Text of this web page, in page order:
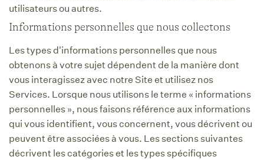
utilisateurs ou autres.
Informations personnelles que nous collectons
Les types d'informations personnelles que nous
obtenons à votre sujet dépendent de la manière dont
vous interagissez avec notre Site et utilisez nos
Services. Lorsque nous utilisons le terme « informations
personnelles », nous faisons référence aux informations
qui vous identifient, vous concernent, vous décrivent ou
peuvent être associées à vous. Les sections suivantes
décrivent les catégories et les types spécifiques